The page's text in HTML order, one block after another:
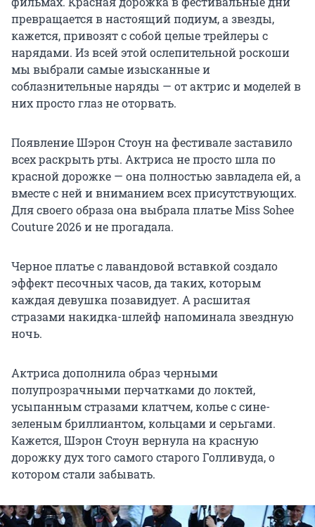
превращается в настоящий подиум, а звезды,
кажется, привозят с собой целые трейлеры с
нарядами. Из всей этой ослепительной роскоши
мы выбрали самые изысканные и
соблазнительные наряды — от актрис и моделей в
них просто глаз не оторвать.
Появление Шэрон Стоун на фестивале заставило
всех раскрыть рты. Актриса не просто шла по
красной дорожке — она полностью завладела ей, а
вместе с ней и вниманием всех присутствующих.
Для своего образа она выбрала платье Miss Sohee
Couture 2026 и не прогадала.
Черное платье с лавандовой вставкой создало
эффект песочных часов, да таких, которым
каждая девушка позавидует. А расшитая
стразами накидка-шлейф напоминала звездную
ночь.
Актриса дополнила образ черными
полупрозрачными перчатками до локтей,
усыпанным стразами клатчем, колье с сине-
зеленым бриллиантом, кольцами и серьгами.
Кажется, Шэрон Стоун вернула на красную
дорожку дух того самого старого Голливуда, о
котором стали забывать.